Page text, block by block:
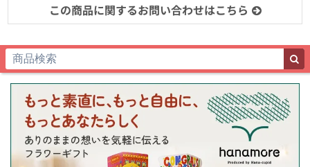
この商品に関するお問い合わせはこちら